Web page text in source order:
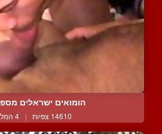
הומואים ישראלים
14610 צפיות | 4 המלצות